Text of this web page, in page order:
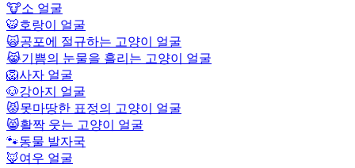
🐮소 얼굴
🐯호랑이 얼굴
🙀공포에 절규하는 고양이 얼굴
😹기쁨의 눈물을 흘리는 고양이 얼굴
🦁사자 얼굴
🐶강아지 얼굴
😾못마땅한 표정의 고양이 얼굴
😸활짝 웃는 고양이 얼굴
🐾동물 발자국
🦊여우 얼굴